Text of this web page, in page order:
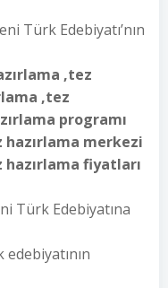
Türk Edebiyatı’nın
,tez
,tez
programı
merkezi
fiyatları
Türk Edebiyatına